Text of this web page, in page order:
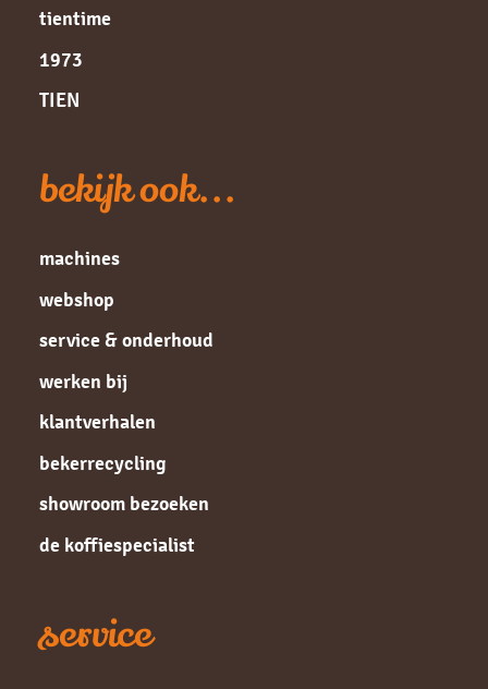
tientime
1973
TIEN
bekijk ook...
machines
webshop
service & onderhoud
werken bij
klantverhalen
bekerrecycling
showroom bezoeken
de koffiespecialist
service